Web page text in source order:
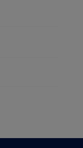
voor Buitenmaten (h